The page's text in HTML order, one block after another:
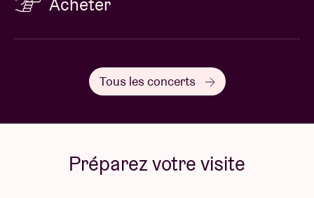
Tous les concerts
Préparez votre visite